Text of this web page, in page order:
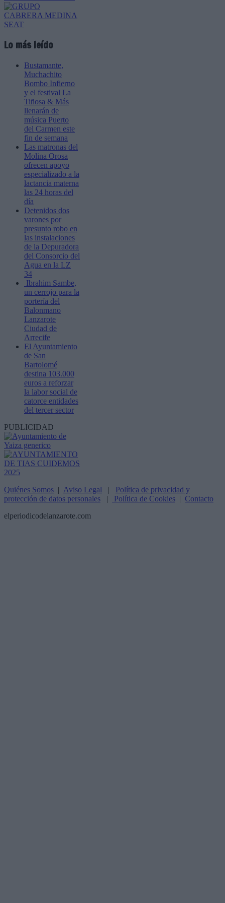
Lo más leído
Bustamante,
Muchachito
Bombo Infierno
y el festival La
Tiñosa & Más
llenarán de
música Puerto
del Carmen este
fin de semana
Las matronas del
Molina Orosa
ofrecen apoyo
especializado a la
lactancia materna
las 24 horas del
día
Detenidos dos
varones por
presunto robo en
las instalaciones
de la Depuradora
del Consorcio del
Agua en la LZ
34
Ibrahim Sambe,
un cerrojo para la
portería del
Balonmano
Lanzarote
Ciudad de
Arrecife
El Ayuntamiento
de San
Bartolomé
destina 103.000
euros a reforzar
la labor social de
catorce entidades
del tercer sector
PUBLICIDAD
Quiénes Somos | Aviso Legal | Política de privacidad y
protección de datos personales | Política de Cookies | Contacto
elperiodicodelanzarote.com